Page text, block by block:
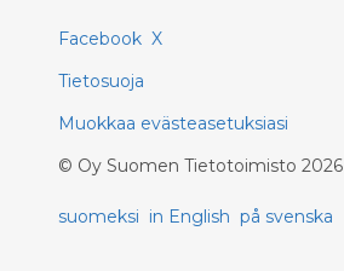
Facebook X
Tietosuoja
Muokkaa evästeasetuksiasi
© Oy Suomen Tietotoimisto 2026
suomeksi in English på svenska